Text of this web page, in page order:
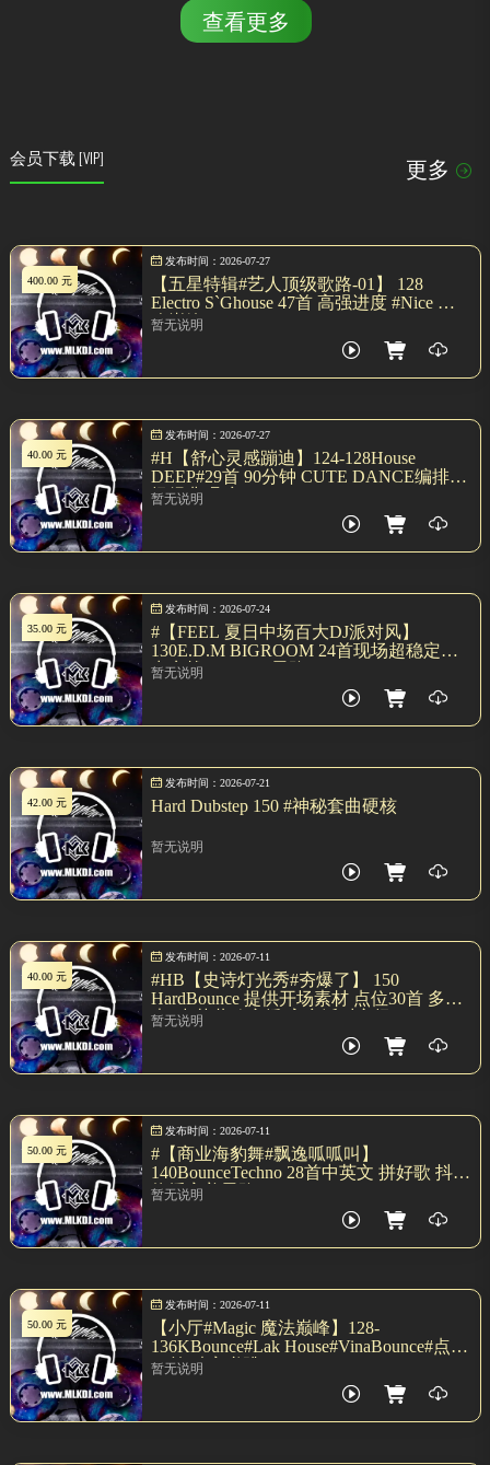
查看更多
会员下载 [VIP]
更多
400.00 元
发布时间：2026-07-27
【五星特辑#艺人顶级歌路-01】 128
Electro S`Ghouse 47首 高强进度 #nice 紧
凑巅峰 Remix
暂无说明
40.00 元
发布时间：2026-07-27
#H【舒心灵感蹦迪】124-128House
DEEP#29首 90分钟 CUTE DANCE编排早
场经典唱腔
暂无说明
35.00 元
发布时间：2026-07-24
#【FEEL 夏日中场百大DJ派对风】
130E.D.M BIGROOM 24首现场超稳定输
出实战DJ.AXA 思路
暂无说明
42.00 元
发布时间：2026-07-21
Hard Dubstep 150 #神秘套曲硬核
暂无说明
40.00 元
发布时间：2026-07-11
#HB【史诗灯光秀#夯爆了】 150
HardBounce 提供开场素材 点位30首 多元
素#中英共鸣穿插 高空派对主场
暂无说明
50.00 元
发布时间：2026-07-11
#【商业海豹舞#飘逸呱呱叫】
140BounceTechno 28首中英文 拼好歌 抖音
热播完美思路MIXSET
暂无说明
50.00 元
发布时间：2026-07-11
【小厅#Magic 魔法巅峰】128-
136KBounce#Lak House#VinaBounce#点位
暂无说明